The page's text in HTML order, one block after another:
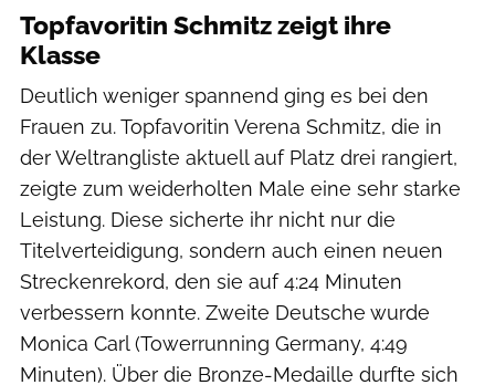
Topfavoritin Schmitz zeigt ihre
Klasse
Deutlich weniger spannend ging es bei den
Frauen zu. Topfavoritin Verena Schmitz, die in
der Weltrangliste aktuell auf Platz drei rangiert,
zeigte zum weiderholten Male eine sehr starke
Leistung. Diese sicherte ihr nicht nur die
Titelverteidigung, sondern auch einen neuen
Streckenrekord, den sie auf 4:24 Minuten
verbessern konnte. Zweite Deutsche wurde
Monica Carl (Towerrunning Germany, 4:49
Minuten). Über die Bronze-Medaille durfte sich